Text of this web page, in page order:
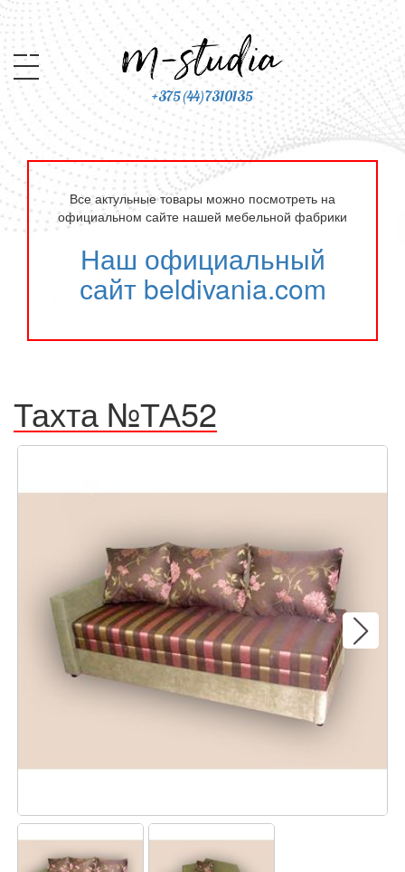
+375(44)7310135
Все актульные товары можно посмотреть на
официальном сайте нашей мебельной фабрики
Наш официальный
сайт beldivania.com
Тахта №ТА52